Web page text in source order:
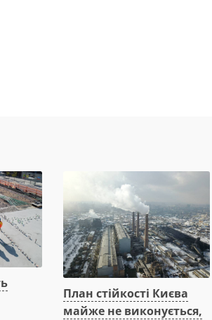
План стійкості Києва
майже не виконується,